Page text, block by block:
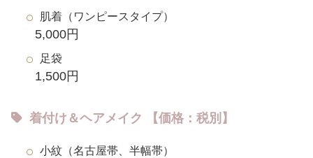
肌着（ワンピースタイプ）
5,000円
足袋
1,500円
着付け＆ヘアメイク 【価格：税別】
小紋（名古屋帯、半幅帯）